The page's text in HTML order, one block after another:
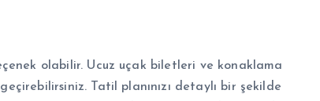
olabilir. Ucuz uçak biletleri ve konaklama
Tatil planınızı detaylı bir şekilde